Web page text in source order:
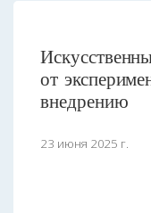
от
внедрению
23 июня 2025 г.